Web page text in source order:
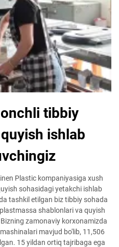
tibbiy
ishlab
Plastic kompaniyasiga xush
sohasidagi yetakchi ishlab
tashkil etilgan biz tibbiy sohada
shablonlari va quyish
zamonaviy korxonamizda
mavjud bo'lib, 11,506
15 yildan ortiq tajribaga ega